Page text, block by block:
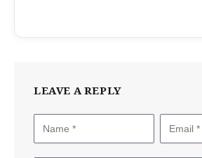
LEAVE A REPLY